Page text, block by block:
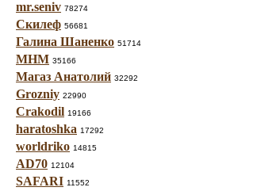
mr.seniv 78274
Скилеф 56681
Галина Шаненко 51714
МНМ 35166
Магаз Анатолий 32292
Grozniy 22990
Crakodil 19166
haratoshka 17292
worldriko 14815
AD70 12104
SAFARI 11552